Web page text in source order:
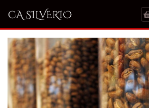
CA SILVERIO